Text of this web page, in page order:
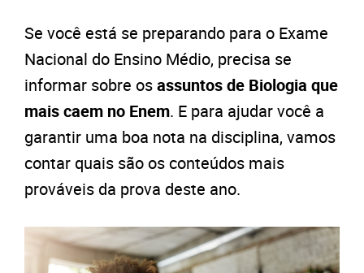
Se você está se preparando para o Exame
Nacional do Ensino Médio, precisa se
informar sobre osassuntos de Biologia que
mais caem no Enem. E para ajudar você a
garantir uma boa nota na disciplina, vamos
contar quais são os conteúdos mais
prováveis da prova deste ano.